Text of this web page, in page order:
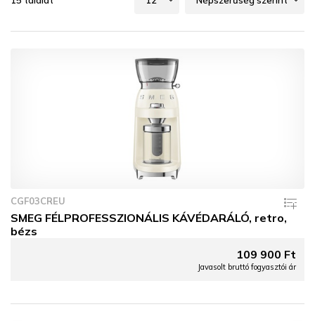
CGF03CREU
SMEG FÉLPROFESSZIONÁLIS KÁVÉDARÁLÓ, retro,
bézs
109 900 Ft
Javasolt bruttó fogyasztói ár